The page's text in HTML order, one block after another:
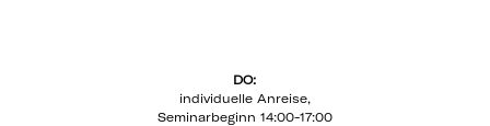
DO:
individuelle Anreise,
Seminarbeginn 14:00-17:00